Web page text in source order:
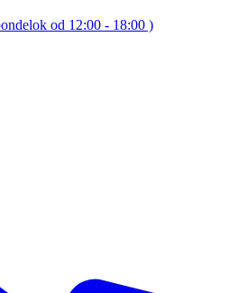
od 12:00 - 18:00 )